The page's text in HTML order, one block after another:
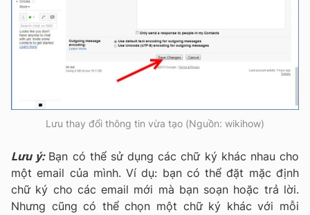
Lưu thay đổi thông tin vừa tạo (Nguồn: wikihow)
Lưu ý: Bạn có thể sử dụng các chữ ký khác nhau cho
một email của mình. Ví dụ: bạn có thể đặt mặc định
chữ ký cho các email mới mà bạn soạn hoặc trả lời.
Nhưng cũng có thể chọn một chữ ký khác với mỗi